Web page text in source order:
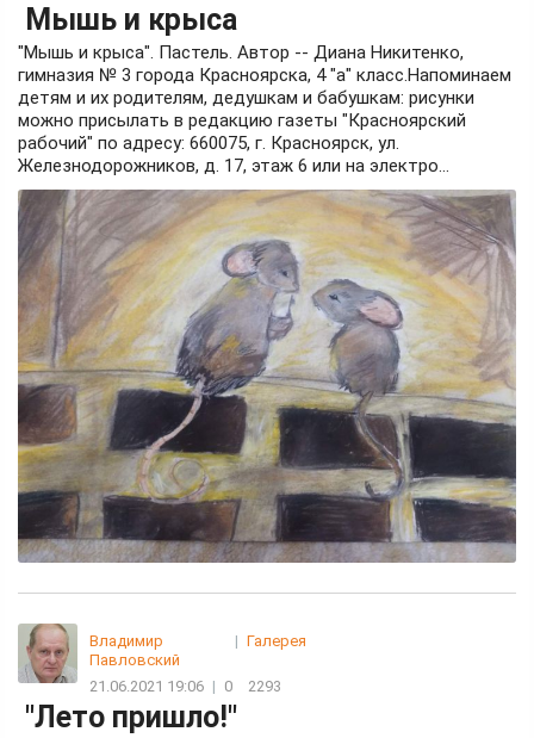
Мышь и крыса
"Мышь и крыса". Пастель. Автор -- Диана Никитенко,
гимназия № 3 города Красноярска, 4 "а" класс.Напоминаем
детям и их родителям, дедушкам и бабушкам: рисунки
можно присылать в редакцию газеты "Красноярский
рабочий" по адресу: 660075, г. Красноярск, ул.
Железнодорожников, д. 17, этаж 6 или на электро...
Владимир
Павловский
| Галерея
21.06.2021 19:06 | 0 2293
"Лето пришло!"